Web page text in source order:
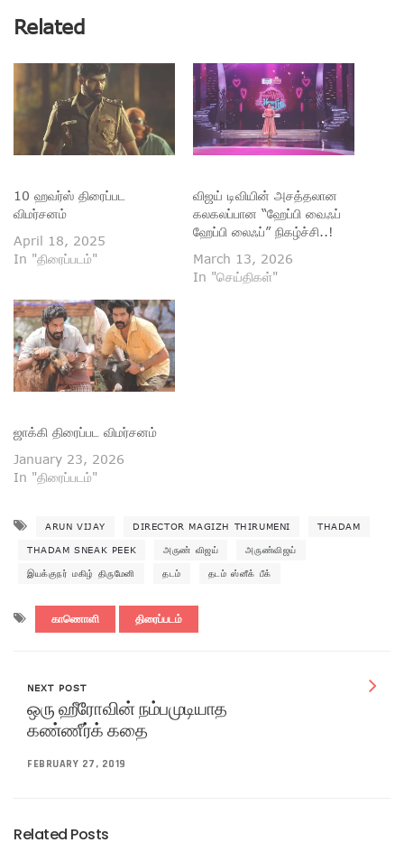
Related
10 ஹவர்ஸ் திரைப்பட
விமர்சனம்
April 18, 2025
In "திரைப்படம்"
விஜய் டிவியின் அசத்தலான
கலகலப்பான “ஹேப்பி வைஃப்
ஹேப்பி லைஃப்” நிகழ்ச்சி..!
March 13, 2026
In "செய்திகள்"
ஜாக்கி திரைப்பட விமர்சனம்
January 23, 2026
In "திரைப்படம்"
ARUN VIJAY DIRECTOR MAGIZH THIRUMENI THADAM
THADAM SNEAK PEEK அருண் விஜய் அருண்விஜய்
இயக்குநர் மகிழ் திருமேனி தடம் தடம் ஸ்னீக் பீக்
காணொளி திரைப்படம்
NEXT POST
ஒரு ஹீரோவின் நம்பமுடியாத
கண்ணீர்க் கதை
FEBRUARY 27, 2019
Related Posts